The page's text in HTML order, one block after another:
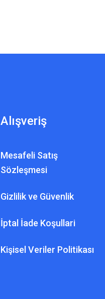
Alışveriş
Mesafeli Satış
Sözleşmesi
Gizlilik ve Güvenlik
İptal İade Koşullari
Kişisel Veriler Politikası